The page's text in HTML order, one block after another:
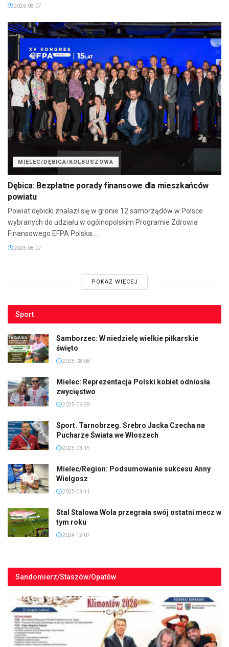
2026-08-07
MIELEC/DĘBICA/KOLBUSZOWA
Dębica: Bezpłatne porady finansowe dla mieszkańców
powiatu
Powiat dębicki znalazł się w gronie 12 samorządów w Polsce
wybranych do udziału w ogólnopolskim Programie Zdrowia
Finansowego EFPA Polska....
2026-08-07
POKAŻ WIĘCEJ
Sport
Samborzec: W niedzielę wielkie piłkarskie
święto
2025-08-08
Mielec: Reprezentacja Polski kobiet odniosła
zwycięstwo
2025-06-28
Sport. Tarnobrzeg. Srebro Jacka Czecha na
Pucharze Świata we Włoszech
2025-03-15
Mielec/Region: Podsumowanie sukcesu Anny
Wielgosz
2025-03-11
Stal Stalowa Wola przegrała swój ostatni mecz w
tym roku
2024-12-07
Sandomierz/Staszów/Opatów